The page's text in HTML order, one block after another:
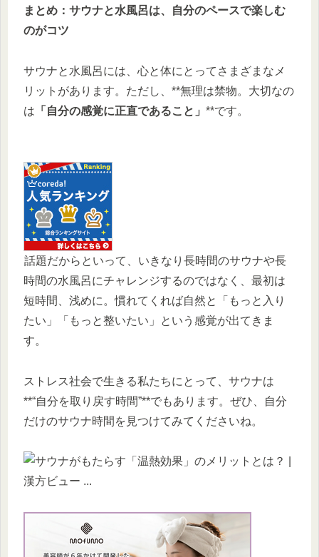
まとめ：サウナと水風呂は、自分のペースで楽しむ
のがコツ
サウナと水風呂には、心と体にとってさまざまなメ
リットがあります。ただし、**無理は禁物。大切なの
は 「自分の感覚に正直であること」 **です。
話題だからといって、いきなり長時間のサウナや長
時間の水風呂にチャレンジするのではなく、最初は
短時間、浅めに。慣れてくれば自然と「もっと入り
たい」「もっと整いたい」という感覚が出てきま
す。
ストレス社会で生きる私たちにとって、サウナは
**“自分を取り戻す時間”**でもあります。ぜひ、自分
だけのサウナ時間を見つけてみてくださいね。